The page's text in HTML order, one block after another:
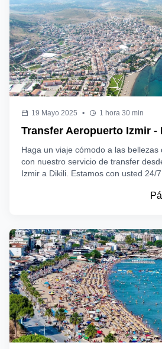
19 Mayo 2025 • 1 hora 30 min
Transfer Aeropuerto Izmir -
Haga un viaje cómodo a las bellezas
con nuestro servicio de transfer
Izmir a Dikili. Estamos con usted 24/